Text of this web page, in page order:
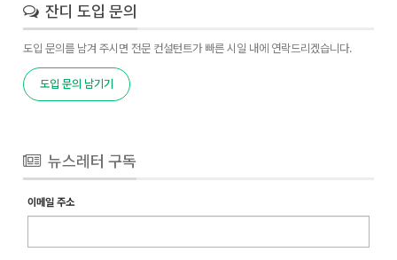
잔디 도입 문의
도입 문의를 남겨 주시면 전문 컨설턴트가 빠른 시일 내에 연락드리겠습니다.
도입 문의 남기기
뉴스레터 구독
이메일 주소